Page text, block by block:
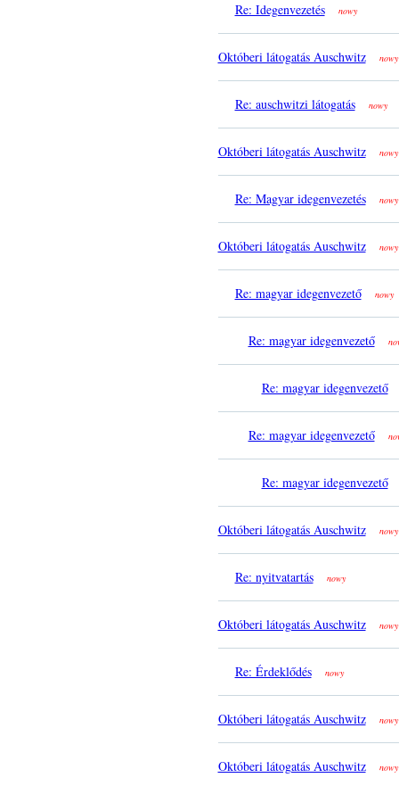
Re: Idegenvezetés nowy
Októberi látogatás Auschwitz nowy
Re: auschwitzi látogatás nowy
Októberi látogatás Auschwitz nowy
Re: Magyar idegenvezetés nowy
Októberi látogatás Auschwitz nowy
Re: magyar idegenvezető nowy
Re: magyar idegenvezető
Re: magyar idegenvezető
Re: magyar idegenvezető
Re: magyar idegenvezető
Októberi látogatás Auschwitz nowy
Re: nyitvatartás nowy
Októberi látogatás Auschwitz nowy
Re: Érdeklődés nowy
Októberi látogatás Auschwitz nowy
Októberi látogatás Auschwitz nowy